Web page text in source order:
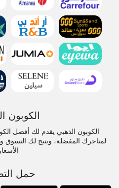
الكوبون
الكوبون الذهبي يقدم لك أفضل
لمتاجرك المفضلة، ويتيح لك التسوق
الأسعار
حمل